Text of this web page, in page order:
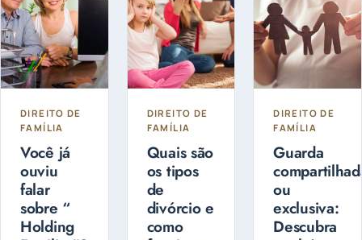
DIREITO DE
FAMÍLIA
Você já
ouviu
falar
sobre “
Holding
DIREITO DE
FAMÍLIA
Quais são
os tipos
de
divórcio e
como
DIREITO DE
FAMÍLIA
Guarda
ou
exclusiva:
Descubra